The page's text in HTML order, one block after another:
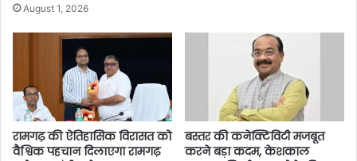
August 1, 2026
रामगढ़ की ऐतिहासिक विरासत को
वैश्विक पहचान दिलाएगा रामगढ़
बस्तर की कनेक्टिविटी मजबूत
करने बड़ा कदम, केशकाल